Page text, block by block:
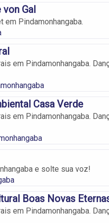
von Gal
em Pindamonhangaba.
em Pindamonhangaba.
Casa Verde
em Pindamonhangaba.
e solte sua voz!
Boas Novas
em Pindamonhangaba.